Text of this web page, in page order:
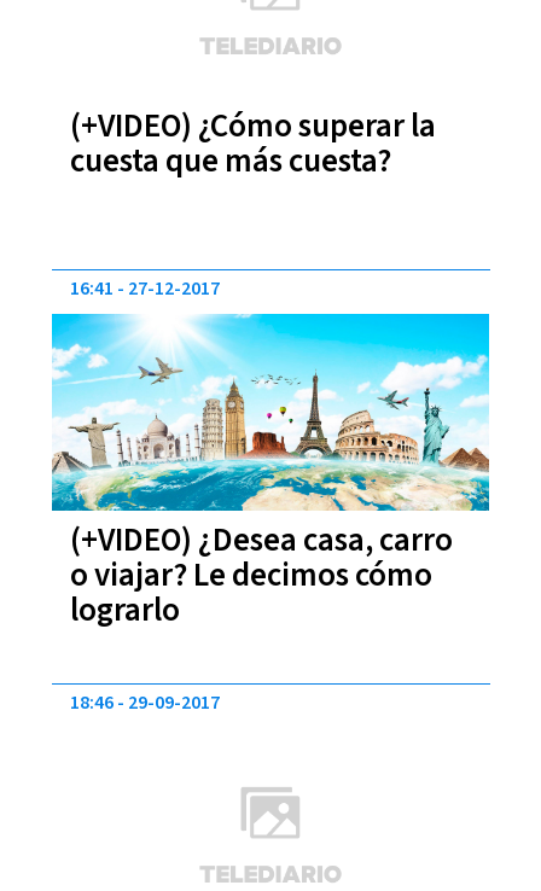
(+VIDEO) ¿Cómo superar la
cuesta que más cuesta?
(+VIDEO) ¿Desea casa, carro
o viajar? Le decimos cómo
lograrlo
16:41 27-12-2017
18:46 29-09-2017